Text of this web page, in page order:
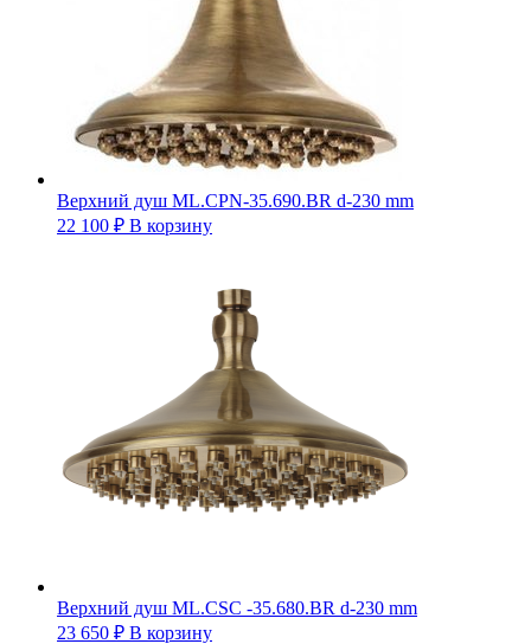
Верхний душ ML.CPN-35.690.BR d-230 mm
22 100 ₽ В корзину
Верхний душ ML.CSC -35.680.BR d-230 mm
23 650 ₽ В корзину